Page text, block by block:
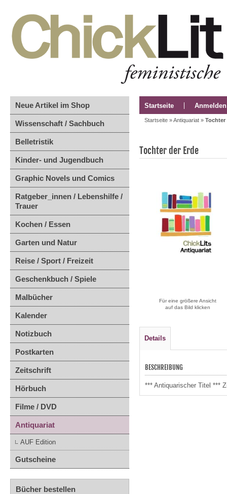
Neue Artikel im Shop
Wissenschaft / Sachbuch
Belletristik
Kinder- und Jugendbuch
Graphic Novels und Comics
Ratgeber_innen / Lebenshilfe /
Trauer
Kochen / Essen
Garten und Natur
Reise / Sport / Freizeit
Geschenkbuch / Spiele
Malbücher
Kalender
Notizbuch
Postkarten
Zeitschrift
Hörbuch
Filme / DVD
Antiquariat
AUF Edition
Gutscheine
Bücher bestellen
Startseite Anmelden
Startseite »Antiquariat » Tochter
Tochter der Erde
Für eine größere Ansicht
auf das Bild klicken
Details
BESCHREIBUNG
*** Antiquarischer Titel ***